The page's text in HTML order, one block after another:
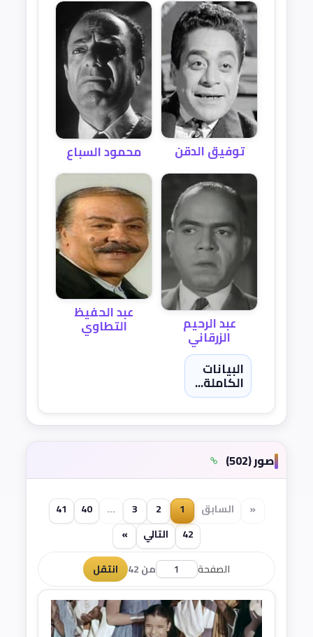
توفيق الدقن محمود السباع
عبد الرحيم
الزرقاني
عبد الحفيظ
التطاوي
البيانات
الكاملة...
صور (502)
« السابق 1
2
3
...
40
41
42
التالي
»
الصفحة
من 42 انتقل